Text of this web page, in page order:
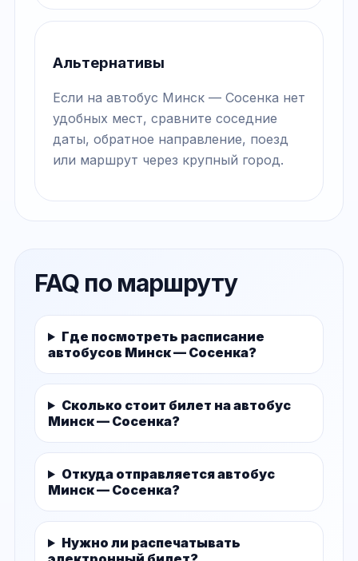
Альтернативы
Если на автобус Минск — Сосенка нет
удобных мест, сравните соседние
даты, обратное направление, поезд
или маршрут через крупный город.
FAQ по маршруту
Где посмотреть расписание
автобусов Минск — Сосенка?
Сколько стоит билет на автобус
Минск — Сосенка?
Откуда отправляется автобус
Минск — Сосенка?
Нужно ли распечатывать